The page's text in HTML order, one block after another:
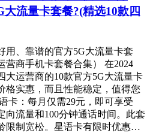
大流量卡套餐?(精选10款四
用、靠谱的官方5G大流量卡套
营商手机卡套餐合集） 在2024
大运营商的10款官方5G大流量卡
格实惠，而且性能稳定，值得您
卡：每月仅需29元，即可享受
向流量和100分钟通话时间。此套
限制宽松。星语卡有限时优惠…